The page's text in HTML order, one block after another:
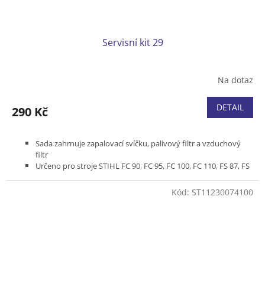
Servisní kit 29
Na dotaz
290 Kč DETAIL
Sada zahrnuje zapalovací svíčku, palivový filtr a vzduchový
filtr
Určeno pro stroje STIHL FC 90, FC 95, FC 100, FC 110, FS 87, FS
Kód: ST11230074100